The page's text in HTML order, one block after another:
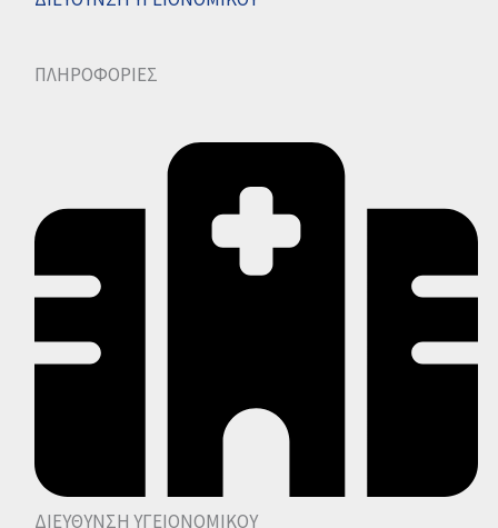
ΠΛΗΡΟΦΟΡΙΕΣ
ΔΙΕΥΘΥΝΣΗ ΥΓΕΙΟΝΟΜΙΚΟΥ